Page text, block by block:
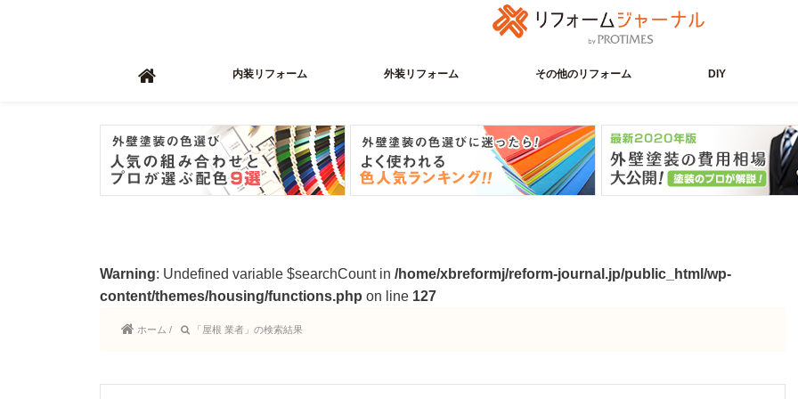
内装リフォーム 外装リフォーム その他のリフォーム DIY
Warning: Undefined variable $searchCount in /home/xbreformj/reform-journal.jp/public_html/wp-
content/themes/housing/functions.php on line 127
ホーム / 「屋根 業者」の検索結果